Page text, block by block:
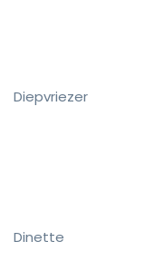
Diepvriezer
Dinette